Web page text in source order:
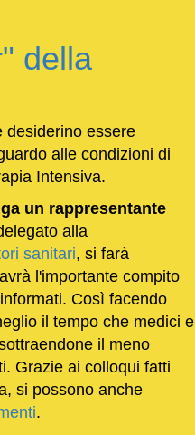
della
desiderino essere
alle condizioni di
Intensiva.
un rappresentante
alla
sanitari, si farà
l'importante compito
Così facendo
il tempo che medici e
il meno
Grazie ai colloqui fatti
si possono anche
.